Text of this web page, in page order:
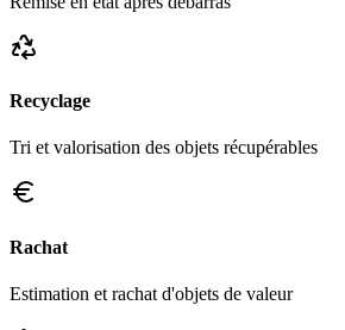
Recyclage
Tri et valorisation des objets récupérables
Rachat
Estimation et rachat d'objets de valeur